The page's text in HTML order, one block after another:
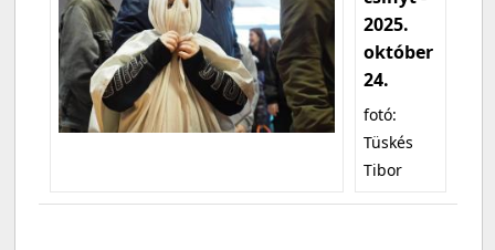
2025.
október
24.
fotó:
Tüskés
Tibor